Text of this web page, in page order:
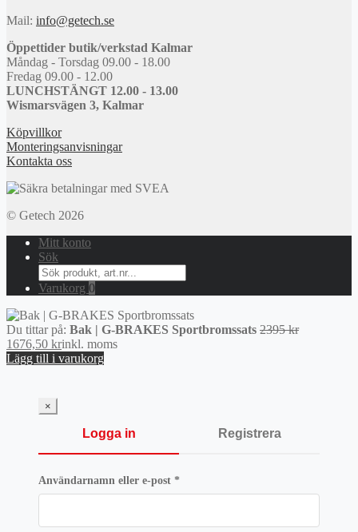
Mail: info@getech.se
Öppettider butik/verkstad Kalmar
Måndag - Torsdag 09.00 - 18.00
Fredag 09.00 - 12.00
LUNCHSTÄNGT 12.00 - 13.00
Wismarsvägen 3, Kalmar
Köpvillkor
Monteringsanvisningar
Kontakta oss
© Getech 2026
Mitt konto
Sök
Search
for:
Varukorg 0
Du tittar på: Bak | G-BRAKES Sportbromssats 2395krDet
1676,50 krDet
nuvarande
inkl. moms
Lägg till i varukorg
×
Logga in Registrera
Användarnamn eller e-post *Obligatoriskt